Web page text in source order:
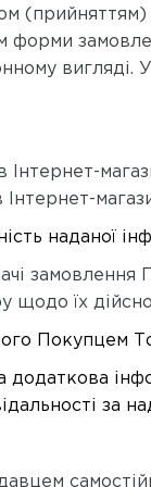
вигляді.
Інтернет-
наданої
щодо їх
Покупцем
додаткова
за